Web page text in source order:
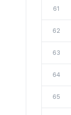
61
62
63
64
65